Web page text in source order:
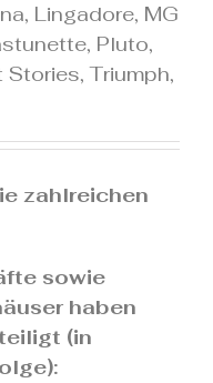
Lingadore, MG
Pluto,
Triumph,
zahlreichen
sowie
haben
(in